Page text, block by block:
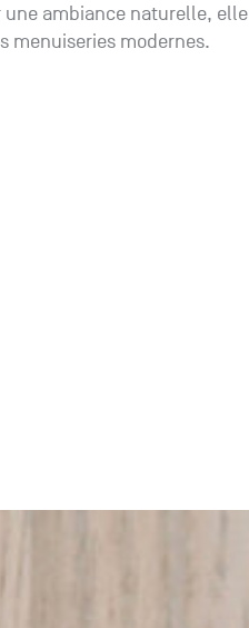
ambiance naturelle, elle
menuiseries modernes.